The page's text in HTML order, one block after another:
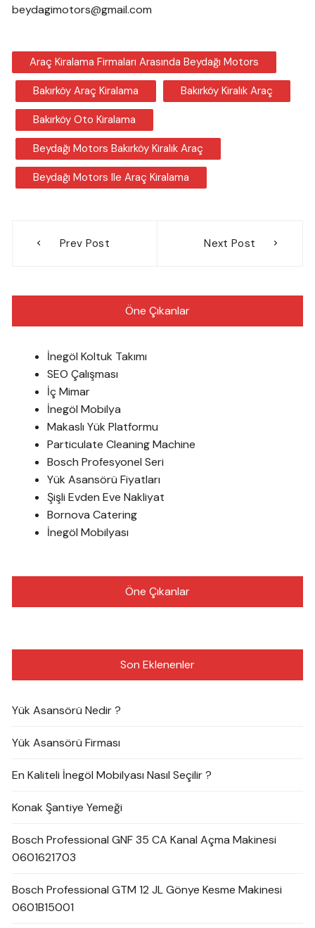
beydagimotors@gmail.com
Araç Kiralama Firmaları Arasında Beydağı Motors
Bakırköy Araç Kiralama Bakırköy Kiralık Araç
Bakırköy Oto Kiralama
Beydağı Motors Bakırköy Kiralık Araç
Beydağı Motors Ile Araç Kiralama
gezinmesi
Prev Post Next Post
Öne Çıkanlar
İnegöl Koltuk Takımı
SEO Çalışması
İç Mimar
İnegöl Mobilya
Makaslı Yük Platformu
Particulate Cleaning Machine
Bosch Profesyonel Seri
Yük Asansörü Fiyatları
Şişli Evden Eve Nakliyat
Bornova Catering
İnegöl Mobilyası
Öne Çıkanlar
Son Eklenenler
Yük Asansörü Nedir ?
Yük Asansörü Firması
En Kaliteli İnegöl Mobilyası Nasıl Seçilir ?
Konak Şantiye Yemeği
Bosch Professional GNF 35 CA Kanal Açma Makinesi
0601621703
Bosch Professional GTM 12 JL Gönye Kesme Makinesi
0601B15001